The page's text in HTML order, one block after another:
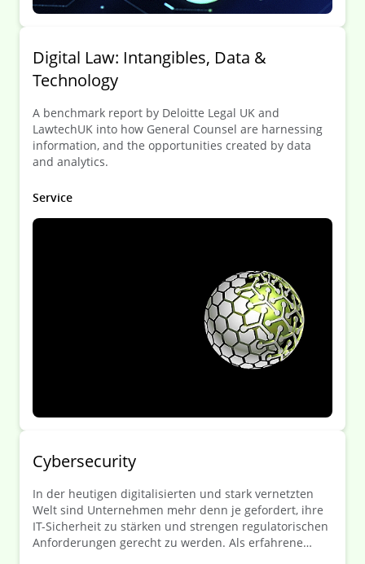
Digital Law: Intangibles, Data &
Technology
A benchmark report by Deloitte Legal UK and
LawtechUK into how General Counsel are harnessing
information, and the opportunities created by data
and analytics.
Service
Cybersecurity
In der heutigen digitalisierten und stark vernetzten
Welt sind Unternehmen mehr denn je gefordert, ihre
IT-Sicherheit zu stärken und strengen regulatorischen
Anforderungen gerecht zu werden. Als erfahrene